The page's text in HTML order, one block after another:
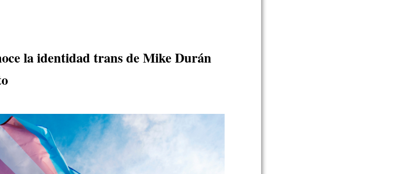
la identidad trans de Mike Durán